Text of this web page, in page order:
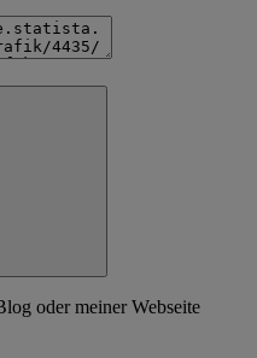
oder meiner Webseite